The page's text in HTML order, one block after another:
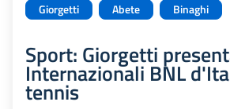
Giorgetti Abete Binaghi
Sport: Giorgetti
Internazionali BNL
tennis